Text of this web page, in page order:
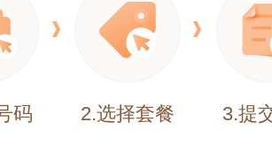
码 2.选择套餐 3.提